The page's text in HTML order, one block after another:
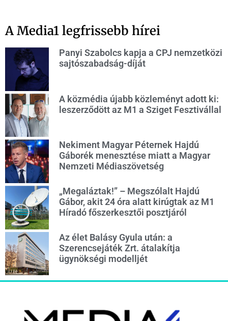
A Media1 legfrissebb hírei
Panyi Szabolcs kapja a CPJ nemzetközi
sajtószabadság-díját
A közmédia újabb közleményt adott ki:
leszerződött az M1 a Sziget Fesztivállal
Nekiment Magyar Péternek Hajdú
Gáborék menesztése miatt a Magyar
Nemzeti Médiaszövetség
„Megaláztak!” – Megszólalt Hajdú
Gábor, akit 24 óra alatt kirúgtak az M1
Híradó főszerkesztői posztjáról
Az élet Balásy Gyula után: a
Szerencsejáték Zrt. átalakítja
ügynökségi modelljét